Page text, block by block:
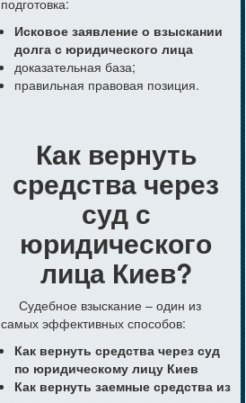
подготовка:
Исковое заявление о взыскании
долга с юридического лица
доказательная база;
правильная правовая позиция.
Как вернуть
средства через
суд с
юридического
лица Киев?
Судебное взыскание – один из
самых эффективных способов:
Как вернуть средства через суд
по юридическому лицу Киев
Как вернуть заемные средства из